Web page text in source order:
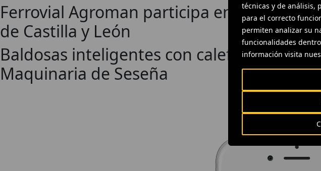
técnicas y de análisis,
para el correcto
permiten analizar su
funcionalidades
información visita
Ferrovial Agroman participa en la
de Castilla y León
Baldosas inteligentes con calefacción
Maquinaria de Seseña